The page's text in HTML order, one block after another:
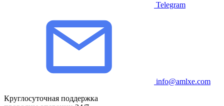
Telegram
info@amlxe.com
Круглосуточная поддержка